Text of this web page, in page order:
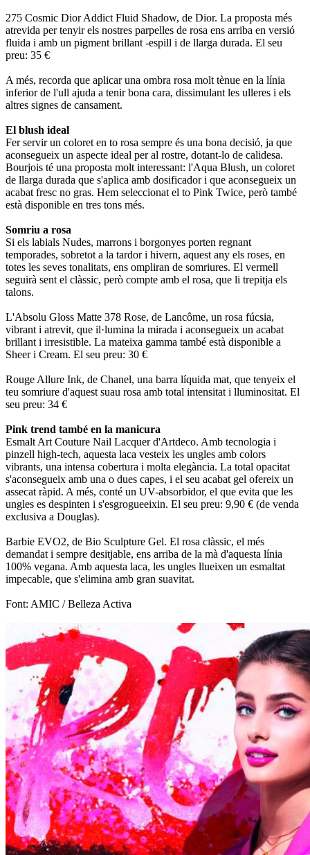
275 Cosmic Dior Addict Fluid Shadow, de Dior. La proposta més
atrevida per tenyir els nostres parpelles de rosa ens arriba en versió
fluida i amb un pigment brillant -espill i de llarga durada. El seu
preu: 35 €
A més, recorda que aplicar una ombra rosa molt tènue en la línia
inferior de l'ull ajuda a tenir bona cara, dissimulant les ulleres i els
altres signes de cansament.
El blush ideal
Fer servir un coloret en to rosa sempre és una bona decisió, ja que
aconsegueix un aspecte ideal per al rostre, dotant-lo de calidesa.
Bourjois té una proposta molt interessant: l'Aqua Blush, un coloret
de llarga durada que s'aplica amb dosificador i que aconsegueix un
acabat fresc no gras. Hem seleccionat el to Pink Twice, però també
està disponible en tres tons més.
Somriu a rosa
Si els labials Nudes, marrons i borgonyes porten regnant
temporades, sobretot a la tardor i hivern, aquest any els roses, en
totes les seves tonalitats, ens ompliran de somriures. El vermell
seguirà sent el clàssic, però compte amb el rosa, que li trepitja els
talons.
L'Absolu Gloss Matte 378 Rose, de Lancôme, un rosa fúcsia,
vibrant i atrevit, que il·lumina la mirada i aconsegueix un acabat
brillant i irresistible. La mateixa gamma també està disponible a
Sheer i Cream. El seu preu: 30 €
Rouge Allure Ink, de Chanel, una barra líquida mat, que tenyeix el
teu somriure d'aquest suau rosa amb total intensitat i lluminositat. El
seu preu: 34 €
Pink trend també en la manicura
Esmalt Art Couture Nail Lacquer d'Artdeco. Amb tecnologia i
pinzell high-tech, aquesta laca vesteix les ungles amb colors
vibrants, una intensa cobertura i molta elegància. La total opacitat
s'aconsegueix amb una o dues capes, i el seu acabat gel ofereix un
assecat ràpid. A més, conté un UV-absorbidor, el que evita que les
ungles es despinten i s'esgrogueeixin. El seu preu: 9,90 € (de venda
exclusiva a Douglas).
Barbie EVO2, de Bio Sculpture Gel. El rosa clàssic, el més
demandat i sempre desitjable, ens arriba de la mà d'aquesta línia
100% vegana. Amb aquesta laca, les ungles llueixen un esmaltat
impecable, que s'elimina amb gran suavitat.
Font: AMIC / Belleza Activa